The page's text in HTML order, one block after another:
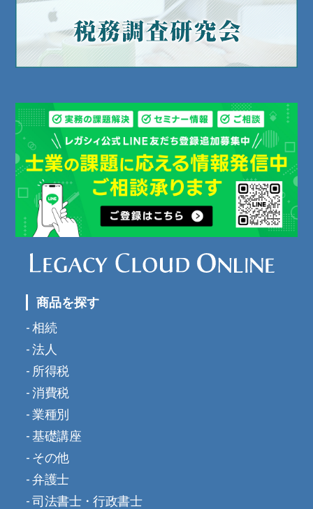
商品を探す
相続
法人
所得税
消費税
業種別
基礎講座
その他
弁護士
司法書士・行政書士